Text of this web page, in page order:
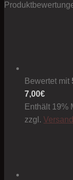
Bewertet mit
7,00€
Enthält 19%
zzgl. Versand